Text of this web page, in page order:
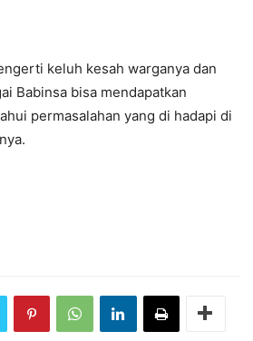
keluh kesah warganya dan
Babinsa bisa mendapatkan
permasalahan yang di hadapi di